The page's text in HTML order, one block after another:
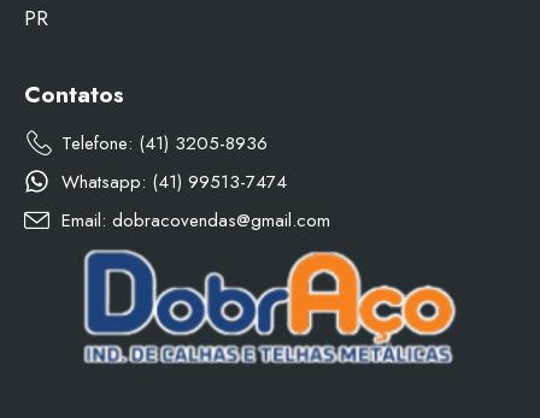
PR
Contatos
Telefone: (41) 3205-8936
Whatsapp: (41) 99513-7474
Email: dobracovendas@gmail.com